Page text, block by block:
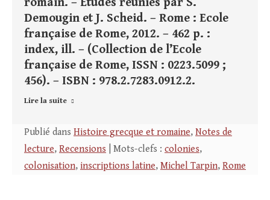
romain. – Études réunies par S.
Demougin et J. Scheid. – Rome : Ecole
française de Rome, 2012. – 462 p. :
index, ill. – (Collection de l’Ecole
française de Rome, ISSN : 0223.5099 ;
456). – ISBN : 978.2.7283.0912.2.
Lire la suite
Publié dans Histoire grecque et romaine, Notes de
lecture, Recensions | Mots-clefs : colonies,
colonisation, inscriptions latine, Michel Tarpin, Rome